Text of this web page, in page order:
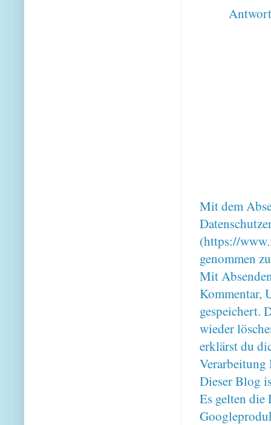
Mit dem
(https://
genommen
Mit
Kommentar,
gespeichert.
wieder
erklärst du
Verarbeitung
Dieser Blog
Es gelten